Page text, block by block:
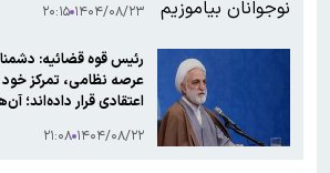
۱۴۰۴/۰۸/۲۳ ۲۰:۱۵
رئیس قوه قضائیه:
عرصه نظامی، تمرکز خود
اعتقادی قرار داده‌اند؛
۱۴۰۴/۰۸/۲۲ ۲۱:۰۸